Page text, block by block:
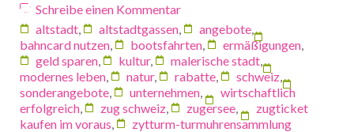
Schreibe einen Kommentar
altstadt
altstadtgassen angebote
bahncard nutzen
bootsfahrten ermäßigungen
geld sparen
kultur, malerische stadt
modernes leben
natur, rabatte schweiz
sonderangebote
unternehmen
wirtschaftlich
erfolgreich
zug schweiz zugersee
zugticket
kaufen im voraus
zytturm-turmuhrensammlung